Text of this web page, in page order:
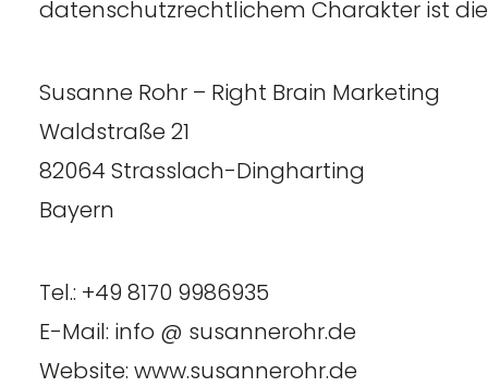
datenschutzrechtlichem Charakter ist
Susanne Rohr – Right Brain Marketing
Waldstraße 21
82064 Strasslach-Dingharting
Bayern
Tel.: +49 8170 9986935
E-Mail: info @ susannerohr.de
Website: www.susannerohr.de